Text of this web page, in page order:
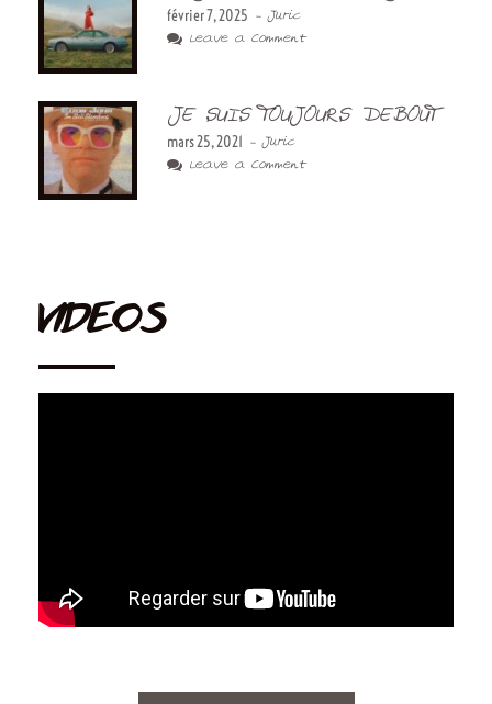
février 7, 2025 - Juric
Leave a Comment
JE SUIS TOUJOURS DEBOUT
mars 25, 2021 - Juric
Leave a Comment
VIDEOS